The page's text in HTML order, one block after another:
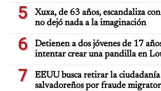
5
Xuxa, de 63 años, escandaliza
no dejó nada a la imaginación
6
Detienen a dos jóvenes de 17
intentar crear una pandilla en
7
EEUU busca retirar la ciudadanía
salvadoreños por fraude